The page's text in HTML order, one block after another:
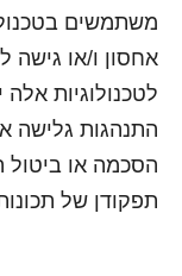
אחסון ו/או
לטכנולוגיות אלה
התנהגות גלישה
הסכמה או
תפקודן של
התוצאה.
לפרטים: כוכבה
מנהלת תחום
טל: 054-6722008